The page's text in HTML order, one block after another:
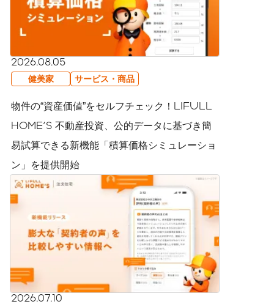
2026.08.05
健美家 サービス・商品
物件の“資産価値”をセルフチェック！LIFULL
HOME'S 不動産投資、公的データに基づき簡
易試算できる新機能「積算価格シミュレーショ
ン」を提供開始
2026.07.10